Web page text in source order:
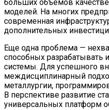
больших объемов
моделей. На многих
современная
дополнительных
Еще одна проблема —
способных
системы. Для успешного
междисциплинарный
металлургии,
В перспективе развитие
универсальных платформ